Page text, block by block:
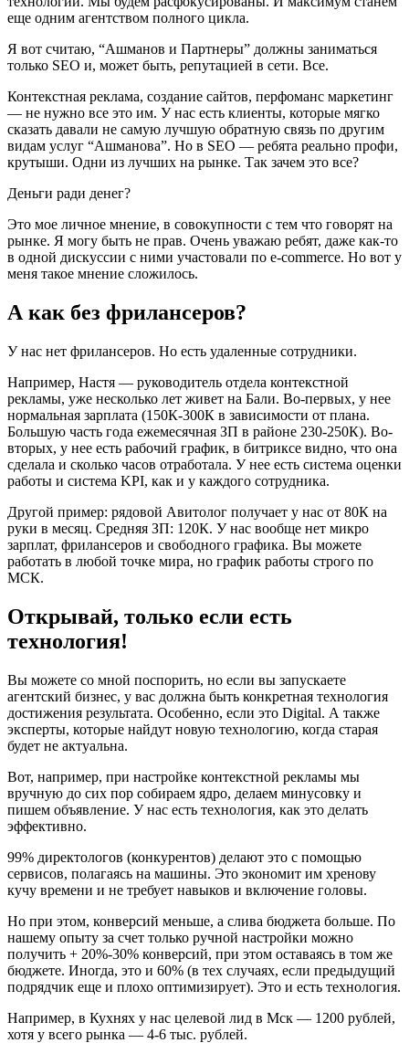
еще одним агентством полного цикла.
Я вот считаю, “Ашманов и Партнеры” должны заниматься
только SEO и, может быть, репутацией в сети. Все.
Контекстная реклама, создание сайтов, перфоманс маркетинг
— не нужно все это им. У нас есть клиенты, которые мягко
сказать давали не самую лучшую обратную связь по другим
видам услуг “Ашманова”. Но в SEO — ребята реально профи,
крутыши. Одни из лучших на рынке. Так зачем это все?
Деньги ради денег?
Это мое личное мнение, в совокупности с тем что говорят на
рынке. Я могу быть не прав. Очень уважаю ребят, даже как-то
в одной дискуссии с ними участовали по e-commerce. Но вот у
меня такое мнение сложилось.
А как без фрилансеров?
У нас нет фрилансеров. Но есть удаленные сотрудники.
Например, Настя — руководитель отдела контекстной
рекламы, уже несколько лет живет на Бали. Во-первых, у нее
нормальная зарплата (150К-300К в зависимости от плана.
Большую часть года ежемесячная ЗП в районе 230-250К). Во-
вторых, у нее есть рабочий график, в битриксе видно, что она
сделала и сколько часов отработала. У нее есть система оценки
работы и система KPI, как и у каждого сотрудника.
Другой пример: рядовой Авитолог получает у нас от 80К на
руки в месяц. Средняя ЗП: 120К. У нас вообще нет микро
зарплат, фрилансеров и свободного графика. Вы можете
работать в любой точке мира, но график работы строго по
МСК.
Открывай, только если есть
технология!
Вы можете со мной поспорить, но если вы запускаете
агентский бизнес, у вас должна быть конкретная технология
достижения результата. Особенно, если это Digital. А также
эксперты, которые найдут новую технологию, когда старая
будет не актуальна.
Вот, например, при настройке контекстной рекламы мы
вручную до сих пор собираем ядро, делаем минусовку и
пишем объявление. У нас есть технология, как это делать
эффективно.
99% директологов (конкурентов) делают это с помощью
сервисов, полагаясь на машины. Это экономит им хренову
кучу времени и не требует навыков и включение головы.
Но при этом, конверсий меньше, а слива бюджета больше. По
нашему опыту за счет только ручной настройки можно
получить + 20%-30% конверсий, при этом оставаясь в том же
бюджете. Иногда, это и 60% (в тех случаях, если предыдущий
подрядчик еще и плохо оптимизирует). Это и есть технология.
Например, в Кухнях у нас целевой лид в Мск — 1200 рублей,
хотя у всего рынка — 4-6 тыс. рублей.